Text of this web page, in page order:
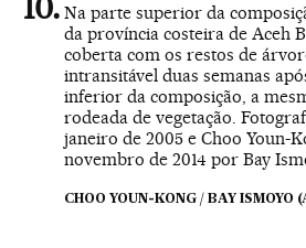
Na parte superior da
da província costeira de Aceh
coberta com os restos de
intransitável duas semanas
inferior da composição, a
rodeada de vegetação.
janeiro de 2005 e Choo Youn-
novembro de 2014 por Bay
CHOO YOUN-KONG / BAY ISMOYO